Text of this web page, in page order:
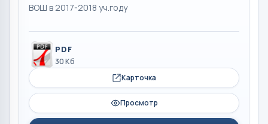
ВОШ в 2017-2018 уч.году
PDF
30 Кб
Карточка
Просмотр